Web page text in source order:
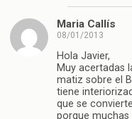
Maria Callís
08/01/2013
Hola Javier,
Muy acertadas
matiz sobre el
tiene
que se
porque muchas